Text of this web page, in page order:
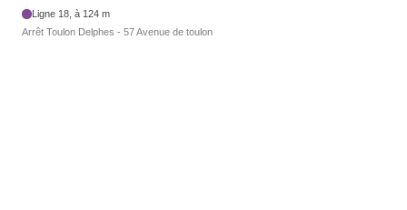
Ligne 18, à 124 m
Arrêt Toulon Delphes - 57 Avenue de toulon